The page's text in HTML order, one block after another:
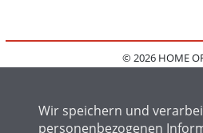
© 2026 HOME
FAQ
Wir speichern und
personenbezogenen